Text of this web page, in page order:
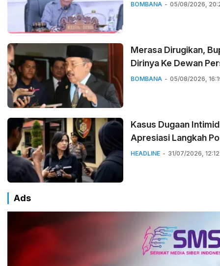
BOMBANA 05/08/2026,
Merasa Dirugikan,
Dirinya Ke Dewan
BOMBANA 05/08/2026,
Kasus Dugaan
Apresiasi Langkah
HEADLINE 31/07/2026, 12:12
Ads